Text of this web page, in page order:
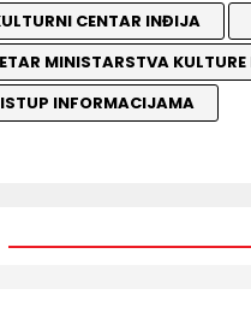
CENTAR INĐIJA
MINISTARSTVA
INFORMACIJAMA